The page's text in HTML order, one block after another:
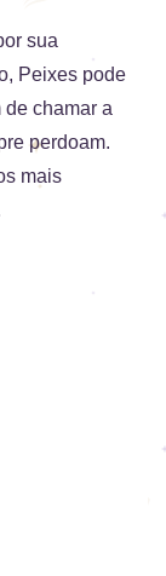
sua
Peixes pode
de chamar a
perdoam.
mais